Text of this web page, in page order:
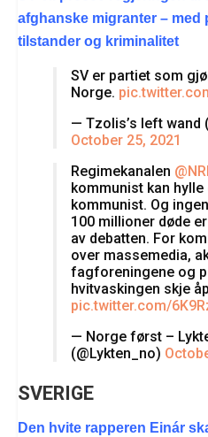
afghanske migranter –
tilstander og kriminalitet
SV er partiet som
Norge.
— Tzolis’s left wand
October 25, 2021
Regimekanalen
kommunist kan hylle
kommunist. Og
100 millioner døde
av debatten. For
over massemedia,
fagforeningene og
hvitvaskingen skje
pic.twitter.com/
— Norge først –
(@Lykten_no)
SVERIGE
Den hvite rapperen Einár